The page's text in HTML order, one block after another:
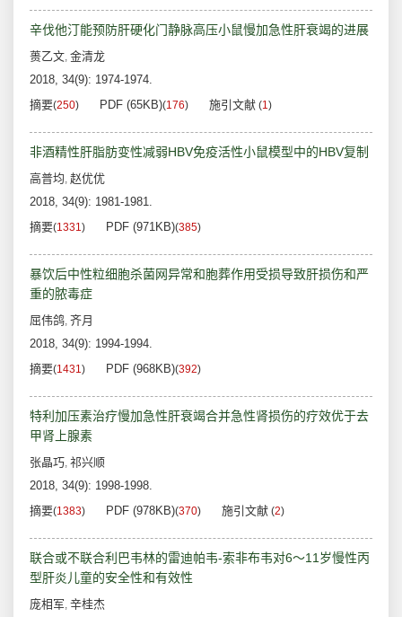
辛伐他汀能预防肝硬化门静脉高压小鼠慢加急性肝衰竭的进展
蒉乙文, 金清龙
2018, 34(9): 1974-1974.
摘要(250) PDF (65KB)(176) 施引文献 (1)
非酒精性肝脂肪变性减弱HBV免疫活性小鼠模型中的HBV复制
高普均, 赵优优
2018, 34(9): 1981-1981.
摘要(1331) PDF (971KB)(385)
暴饮后中性粒细胞杀菌网异常和胞葬作用受损导致肝损伤和严
重的脓毒症
屈伟鸽, 齐月
2018, 34(9): 1994-1994.
摘要(1431) PDF (968KB)(392)
特利加压素治疗慢加急性肝衰竭合并急性肾损伤的疗效优于去
甲肾上腺素
张晶巧, 祁兴顺
2018, 34(9): 1998-1998.
摘要(1383) PDF (978KB)(370) 施引文献 (2)
联合或不联合利巴韦林的雷迪帕韦-索非布韦对6～11岁慢性丙
型肝炎儿童的安全性和有效性
庞相军, 辛桂杰